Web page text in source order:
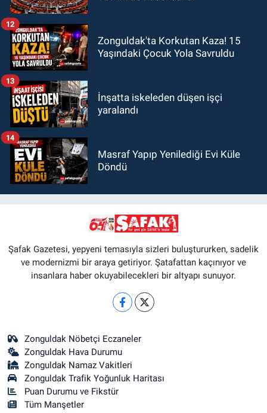
Zonguldak'ta Korkutan Kaza! 15
Yaşındaki Çocuk Yola Savruldu
12
İnşatta iskeleden düşen işçi
yaralandı
13
Masraf Yapıp Yenilediği Evi Küle
Döndü
14
Şafak Gazetesi, yepyeni temasıyla sizleri buluştururken, sadelik
ve modernizmi bir araya getiriyor. Şatafattan kaçınıyor ve
insanlara haber okuyabilecekleri bir altyapı sunuyor.
Zonguldak Nöbetçi Eczaneler
Zonguldak Hava Durumu
Zonguldak Namaz Vakitleri
Zonguldak Trafik Yoğunluk Haritası
Puan Durumu ve Fikstür
Tüm Manşetler